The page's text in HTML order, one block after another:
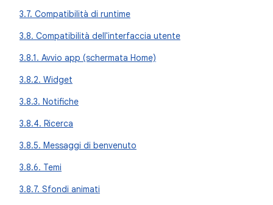
3.7. Compatibilità di runtime
3.8. Compatibilità dell'interfaccia utente
3.8.1. Avvio app (schermata Home)
3.8.2. Widget
3.8.3. Notifiche
3.8.4. Ricerca
3.8.5. Messaggi di benvenuto
3.8.6. Temi
3.8.7. Sfondi animati